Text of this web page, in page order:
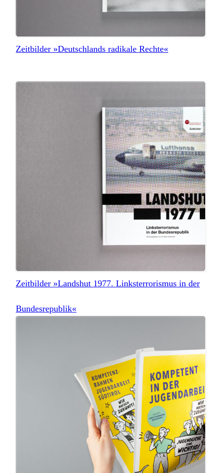
Zeitbilder »Deutschlands radikale Rechte«
Zeitbilder »Landshut 1977. Linksterrorismus in der
Bundesrepublik«